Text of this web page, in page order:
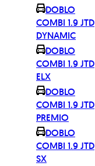
DOBLO
COMBI 1.9 JTD
DYNAMIC
DOBLO
COMBI 1.9 JTD
ELX
DOBLO
COMBI 1.9 JTD
PREMIO
DOBLO
COMBI 1.9 JTD
SX